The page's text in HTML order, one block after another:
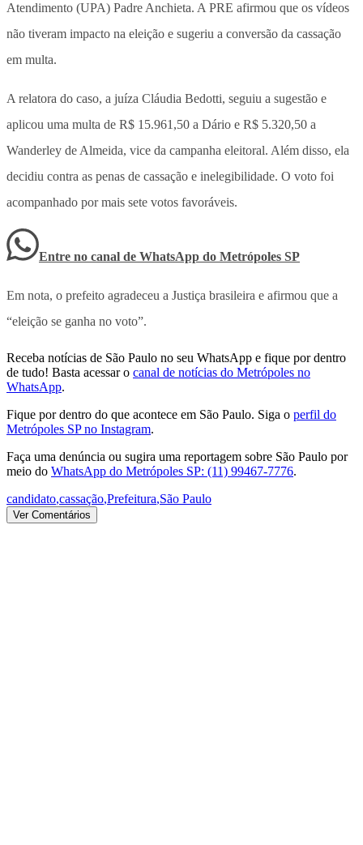
Atendimento (UPA) Padre Anchieta. A PRE afirmou que os vídeos
não tiveram impacto na eleição e sugeriu a conversão da cassação
em multa.
A relatora do caso, a juíza Cláudia Bedotti, seguiu a sugestão e
aplicou uma multa de R$ 15.961,50 a Dário e R$ 5.320,50 a
Wanderley de Almeida, vice da campanha eleitoral. Além disso, ela
decidiu contra as penas de cassação e inelegibilidade. O voto foi
acompanhado por mais sete votos favoráveis.
Entre no canal de WhatsApp do Metrópoles SP
Em nota, o prefeito agradeceu a Justiça brasileira e afirmou que a
“eleição se ganha no voto”.
Receba notícias de São Paulo no seu WhatsApp e fique por dentro
de tudo! Basta acessar o canal de notícias do Metrópoles no
WhatsApp.
Fique por dentro do que acontece em São Paulo. Siga o perfil do
Metrópoles SP no Instagram.
Faça uma denúncia ou sugira uma reportagem sobre São Paulo por
meio do WhatsApp do Metrópoles SP: (11) 99467-7776.
candidato,cassação,Prefeitura,São Paulo
Ver Comentários